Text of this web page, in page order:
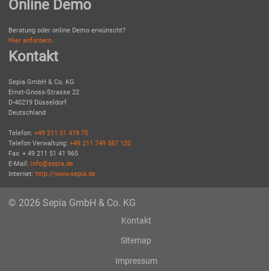
Online Demo
Beratung oder online Demo erwünscht?
Hier anfordern.
Kontakt
Sepia GmbH & Co. KG
Ernst-Gnoss-Strasse 22
D-40219 Düsseldorf
Deutschland
Telefon: +49 211 51 419 75
Telefon Verwaltung: +49 211 749 587 120
Fax: + 49 211 51 41 965
E-Mail: info@sepia.de
Internet: http://www.sepia.de
© 2026 Sepia GmbH & Co. KG
Kontakt
Sitemap
Impressum